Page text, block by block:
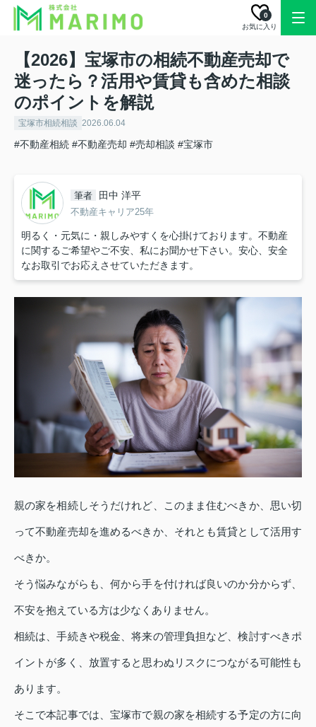
お気に入り
0
【2026】宝塚市の相続不動産売却で
迷ったら？活用や賃貸も含めた相談
のポイントを解説
宝塚市相続相談 2026.06.04
#不動産相続 #不動産売却 #売却相談 #宝塚市
筆者 田中 洋平
不動産キャリア25年
明るく・元気に・親しみやすくを心掛けております。不動産
に関するご希望やご不安、私にお聞かせ下さい。安心、安全
なお取引でお応えさせていただきます。
親の家を相続しそうだけれど、このまま住むべきか、思い切
って不動産売却を進めるべきか、それとも賃貸として活用す
べきか。
そう悩みながらも、何から手を付ければ良いのか分からず、
不安を抱えている方は少なくありません。
相続は、手続きや税金、将来の管理負担など、検討すべきポ
イントが多く、放置すると思わぬリスクにつながる可能性も
あります。
そこで本記事では、宝塚市で親の家を相続する予定の方に向